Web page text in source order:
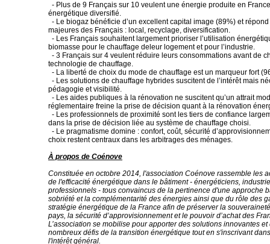
- Plus de 9 Français sur 10 veulent une énergie produite en
énergétique diversifié.
- Le biogaz bénéficie d’un excellent capital image (89%) et
majeures des Français : local, recyclage, diversification.
- Les Français souhaitent largement prioriser l’utilisation
biomasse pour le chauffage deleur logement et pour l’industrie.
- 3 Français sur 4 veulent réduire leurs consommations avant de
technologie de chauffage.
- La liberté de choix du mode de chauffage est un marqueur fort
- Les solutions de chauffage hybrides suscitent de l’intérêt mais
pédagogie et visibilité.
- Les aides publiques à la rénovation ne suscitent qu’un attrait
réglementaire freine la prise de décision quant à la rénovation
- Les professionnels de proximité sont les tiers de confiance
dans la prise de décision liée au système de chauffage choisi.
- Le pragmatisme domine : confort, coût, sécurité
choix restent centraux dans les arbitrages des ménages.
À propos de Coénove
Constituée en octobre 2014, l'association Coénove rassemble les
de l'efficacité énergétique dans le bâtiment - énergéticiens,
professionnels - tous convaincus de la pertinence d'une approche
sobriété et la complémentarité des énergies ainsi que du rôle des
stratégie énergétique de la France afin de préserver la
pays, la sécurité d’approvisionnement et le pouvoir d’achat des
L’association se mobilise pour apporter des solutions innovantes
nombreux défis de la transition énergétique tout en s'inscrivant
l'intérêt général.